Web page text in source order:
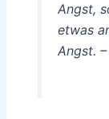
Angst,
etwas
Angst.